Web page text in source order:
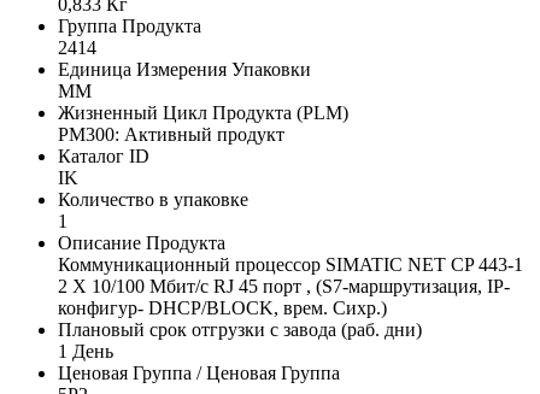
0,833 Кг
Группа Продукта
2414
Единица Измерения Упаковки
MM
Жизненный Цикл Продукта (PLM)
PM300: Активный продукт
Каталог ID
IK
Количество в упаковке
1
Описание Продукта
Коммуникационный процессор SIMATIC NET СP 443-1
2 X 10/100 Mбит/с RJ 45 порт , (S7-маршрутизация, IP-
конфигур- DHCP/BLOCK, врем. Сихр.)
Плановый срок отгрузки с завода (раб. дни)
1 День
Ценовая Группа / Ценовая Группа